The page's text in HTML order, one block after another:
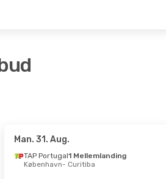
1 Mellemlanding
Man. 31. Aug.
TAP Portugal1 Mellemlanding
København- Curitiba